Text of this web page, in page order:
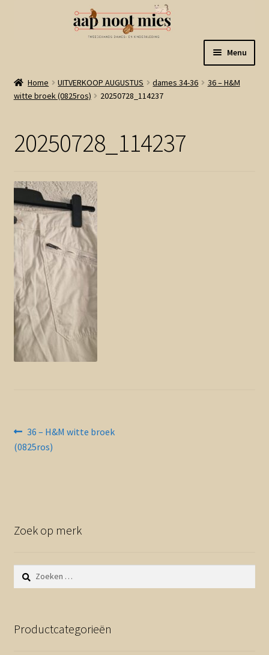
naar
navigatie
de
inhoud
Menu
Welkom
Winkel
Winkelmand
Linkjes
Contact en nieuwsbrief
Home UITVERKOOP AUGUSTUS dames 34-36
36 – H&M
witte broek (0825ros)
20250728_114237
20250728_114237
Bericht
navigatie
Vorig
bericht:
36 – H&M witte broek
(0825ros)
Zoek op merk
Zoeken
naar:
Productcategorieën